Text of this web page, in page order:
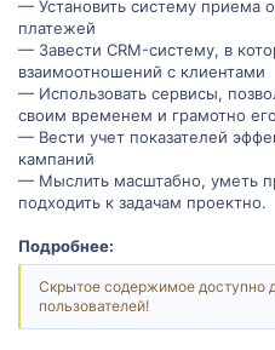
— Установить систему приема
платежей
— Завести CRM-систему, в
взаимоотношений с клиентами
— Использовать сервисы,
своим временем и грамотно
— Вести учет показателей
кампаний
— Мыслить масштабно, уметь
подходить к задачам проектно.
Подробнее:
Скрытое содержимое доступно
пользователей!